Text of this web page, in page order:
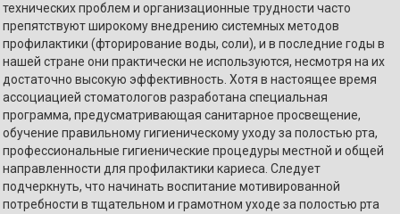
технических проблем и организационные трудности часто
препятствуют широкому внедрению системных методов
профилактики (фторирование воды, соли), и в последние годы в
нашей стране они практически не используются, несмотря на их
достаточно высокую эффективность. Хотя в настоящее время
ассоциацией стоматологов разработана специальная
программа, предусматривающая санитарное просвещение,
обучение правильному гигиеническому уходу за полостью рта,
профессиональные гигиенические процедуры местной и общей
направленности для профилактики кариеса. Следует
подчеркнуть, что начинать воспитание мотивированной
потребности в тщательном и грамотном уходе за полостью рта